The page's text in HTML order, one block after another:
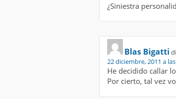
¿Siniestra
Blas Bigatti
22 diciembre, 2011 a
He decidido callar
Por cierto, tal vez